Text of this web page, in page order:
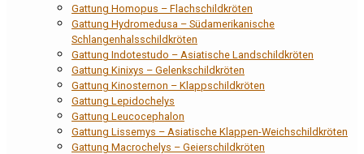
Gattung Homopus – Flachschildkröten
Gattung Hydromedusa – Südamerikanische
Schlangenhalsschildkröten
Gattung Indotestudo – Asiatische Landschildkröten
Gattung Kinixys – Gelenkschildkröten
Gattung Kinosternon – Klappschildkröten
Gattung Lepidochelys
Gattung Leucocephalon
Gattung Lissemys – Asiatische Klappen-Weichschildkröten
Gattung Macrochelys – Geierschildkröten